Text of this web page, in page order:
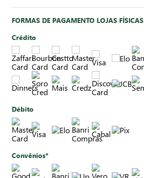
FORMAS DE PAGAMENTO LOJAS FÍSICAS
Crédito
Débito
Convênios*